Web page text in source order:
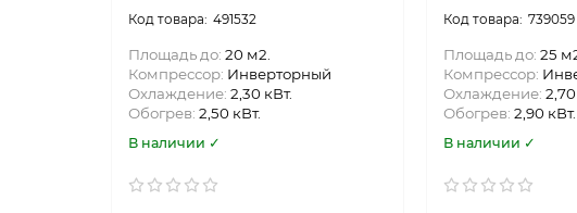
491532
Площадь до: 20 м2.
Компрессор: Инверторный
Охлаждение: 2,30 кВт.
Обогрев: 2,50 кВт.
В наличии ✓
739059
Площадь до: 25
Компрессор:
Охлаждение: 2,70
Обогрев: 2,90 кВт.
В наличии ✓